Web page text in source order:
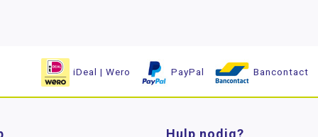
iDeal | Wero PayPal Bancontact
Hulp nodig?